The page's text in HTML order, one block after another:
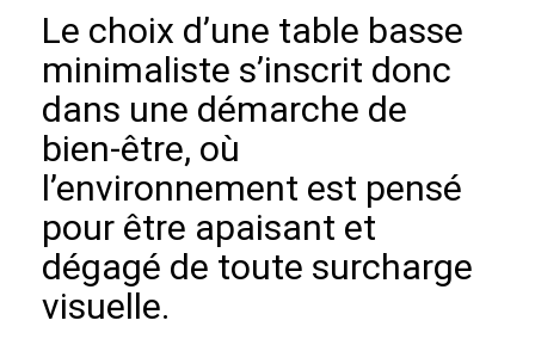
Le choix d’une table basse
minimaliste s’inscrit donc
dans une démarche de
bien-être, où
l’environnement est pensé
pour être apaisant et
dégagé de toute surcharge
visuelle.